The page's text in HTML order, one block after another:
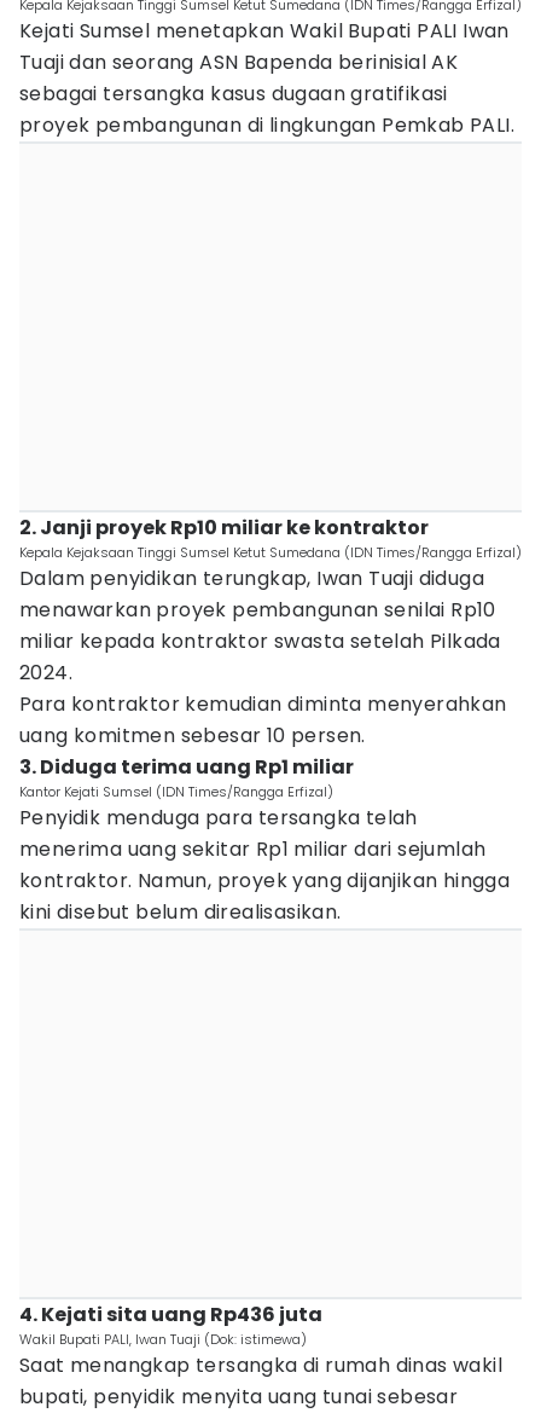
Kepala Kejaksaan Tinggi Sumsel Ketut Sumedana (IDN Times/Rangga Erfizal)
Kejati Sumsel menetapkan Wakil Bupati PALI Iwan
Tuaji dan seorang ASN Bapenda berinisial AK
sebagai tersangka kasus dugaan gratifikasi
proyek pembangunan di lingkungan Pemkab PALI.
2. Janji proyek Rp10 miliar ke kontraktor
Kepala Kejaksaan Tinggi Sumsel Ketut Sumedana (IDN Times/Rangga Erfizal)
Dalam penyidikan terungkap, Iwan Tuaji diduga
menawarkan proyek pembangunan senilai Rp10
miliar kepada kontraktor swasta setelah Pilkada
2024.
Para kontraktor kemudian diminta menyerahkan
uang komitmen sebesar 10 persen.
3. Diduga terima uang Rp1 miliar
Kantor Kejati Sumsel (IDN Times/Rangga Erfizal)
Penyidik menduga para tersangka telah
menerima uang sekitar Rp1 miliar dari sejumlah
kontraktor. Namun, proyek yang dijanjikan hingga
kini disebut belum direalisasikan.
4. Kejati sita uang Rp436 juta
Wakil Bupati PALI, Iwan Tuaji (Dok: istimewa)
Saat menangkap tersangka di rumah dinas wakil
bupati, penyidik menyita uang tunai sebesar